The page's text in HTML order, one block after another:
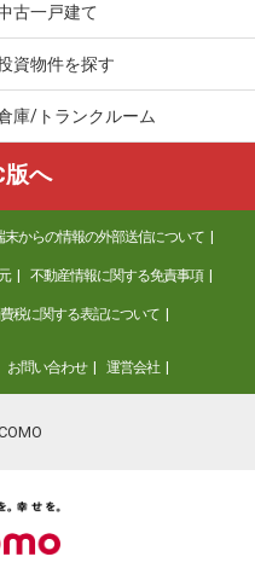
古一戸建て
資物件を探す
庫/トランクルーム
版へ
末からの情報の外部送信について
不動産情報に関する免責事項
税に関する表記について
お問い合わせ 運営会社